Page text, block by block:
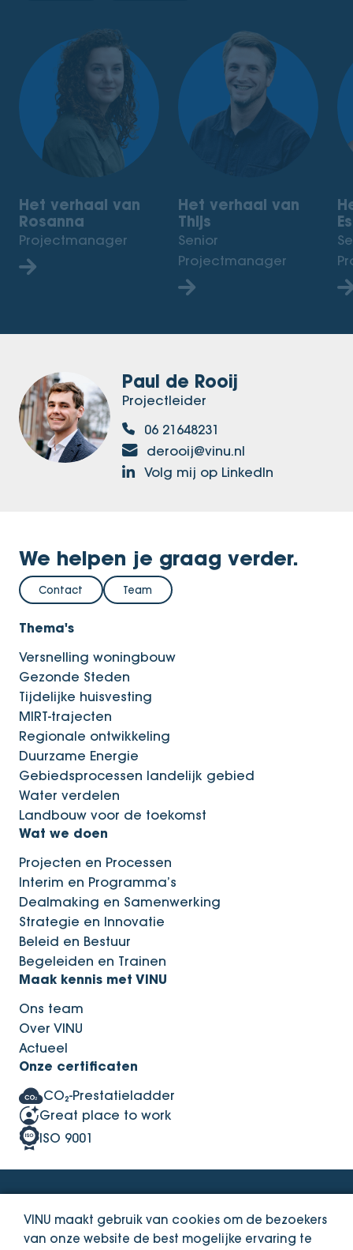
VINU maakt gebruik van cookies om de bezoekers
van onze website de best mogelijke ervaring te
Het verhaal van
Rosanna
Projectmanager
Het verhaal van
Thijs
Senior
Projectmanager
Paul de Rooij
Projectleider
06 21648231
derooij@vinu.nl
Volg mij op LinkedIn
We helpen je graag verder.
Contact Team
Thema's
Versnelling woningbouw
Gezonde Steden
Tijdelijke huisvesting
MIRT-trajecten
Regionale ontwikkeling
Duurzame Energie
Gebiedsprocessen landelijk gebied
Water verdelen
Landbouw voor de toekomst
Wat we doen
Projecten en Processen
Interim en Programma’s
Dealmaking en Samenwerking
Strategie en Innovatie
Beleid en Bestuur
Begeleiden en Trainen
Maak kennis met VINU
Ons team
Over VINU
Actueel
Onze certificaten
CO₂-Prestatieladder
Great place to work
ISO 9001
Integriteitsbeleid